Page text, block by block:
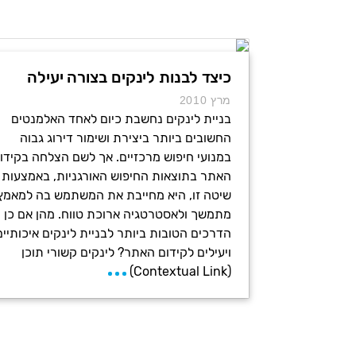
כיצד לבנות לינקים בצורה יעילה
מרץ 2010
בניית לינקים נחשבת כיום לאחד האלמנטים
החשובים ביותר ביצירת ושימור דירוג גבוה
במנועי חיפוש מרכזיים. אך לשם הצלחה
האתר בתוצאות החיפוש האורגניות, באמצעות
שיטה זו, היא מחייבת את המשתמש בה
מתמשך ולאסטרטגיה ארוכת טווח. מהן אם כן
הדרכים הטובות ביותר לבניית לינקים
ויעילים לקידום האתר? לינקים קשורי תוכן
(Contextual Link)